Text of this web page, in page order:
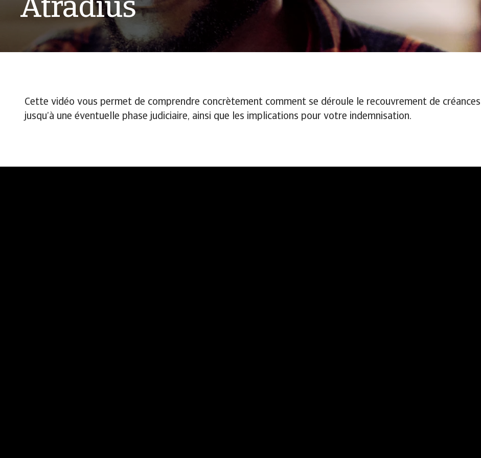
Atradius
Cette vidéo vous permet de comprendre concrètement comment se déroule le recouvrement de
jusqu’à une éventuelle phase judiciaire, ainsi que les implications pour votre indemnisation.